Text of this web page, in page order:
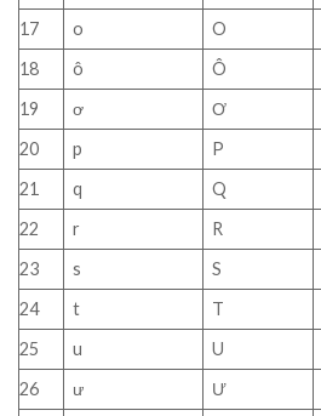
17 o O
18
ô Ô
19
ơ Ơ
20
p P
21
q Q
22
r R
23
s S
24
t T
25
u U
26
ư Ư